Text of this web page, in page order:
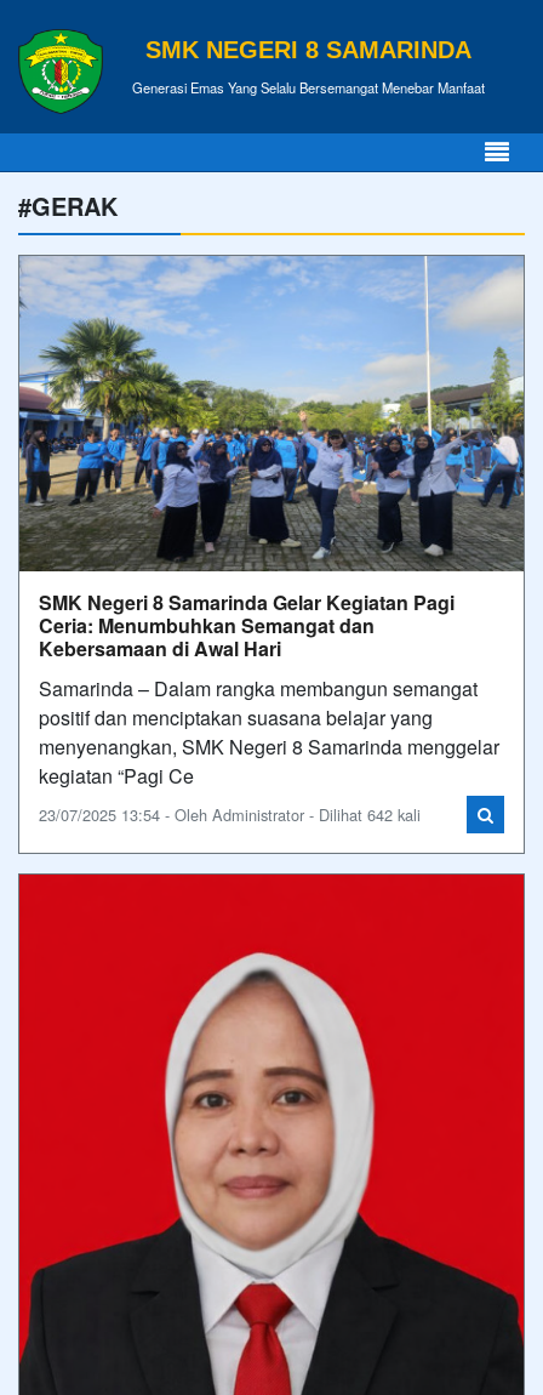
SMK NEGERI 8 SAMARINDA
Generasi Emas Yang Selalu Bersemangat Menebar Manfaat
#GERAK
SMK Negeri 8 Samarinda Gelar Kegiatan Pagi
Ceria: Menumbuhkan Semangat dan
Kebersamaan di Awal Hari
Samarinda – Dalam rangka membangun semangat
positif dan menciptakan suasana belajar yang
menyenangkan, SMK Negeri 8 Samarinda menggelar
kegiatan “Pagi Ce
23/07/2025 13:54 - Oleh Administrator - Dilihat 642 kali